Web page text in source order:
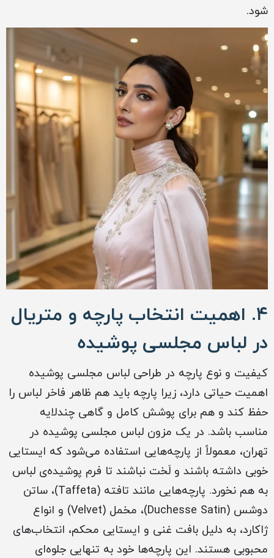
شود.
۴. اهمیت انتخاب پارچه و متریال
در لباس مجلسی پوشیده
کیفیت و نوع پارچه در طراحی لباس مجلسی پوشیده
اهمیت حیاتی دارد، زیرا پارچه باید هم ظاهر فاخر لباس را
حفظ کند و هم برای پوشش کامل و گاهی چندلایه
مناسب باشد. در یک مزون لباس مجلسی پوشیده در
تهران، معمولاً از پارچه‌هایی استفاده می‌شود که ایستایی
خوبی داشته باشند و لَخت نباشند تا فرم پوشیده‌ی لباس
به هم نخورد. پارچه‌هایی مانند تافته (Taffeta)، ساتن
دوشس (Duchesse Satin)، مخمل (Velvet) و انواع
ژاکارد، به دلیل بافت غنی و ایستایی محکم، انتخاب‌های
محبوبی هستند. این پارچه‌ها خود به تنهایی جلوه‌ای